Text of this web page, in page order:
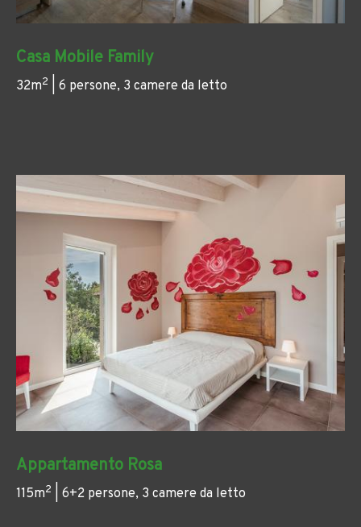
Casa Mobile Family
32m2 | 6 persone, 3 camere da letto
Appartamento Rosa
115m2 | 6+2 persone, 3 camere da letto